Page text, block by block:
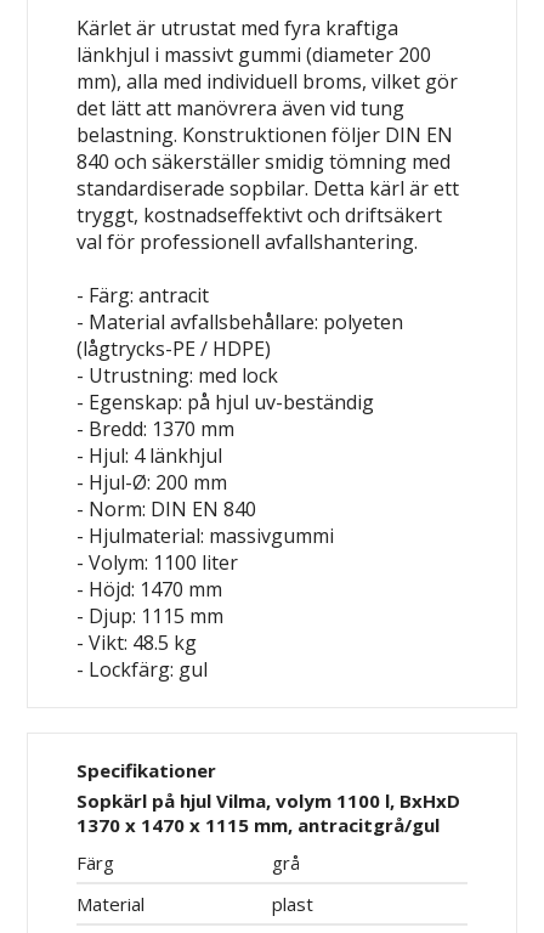
Kärlet är utrustat med fyra kraftiga
länkhjul i massivt gummi (diameter 200
mm), alla med individuell broms, vilket gör
det lätt att manövrera även vid tung
belastning. Konstruktionen följer DIN EN
840 och säkerställer smidig tömning med
standardiserade sopbilar. Detta kärl är ett
tryggt, kostnadseffektivt och driftsäkert
val för professionell avfallshantering.
- Färg: antracit
- Material avfallsbehållare: polyeten
(lågtrycks-PE / HDPE)
- Utrustning: med lock
- Egenskap: på hjul uv-beständig
- Bredd: 1370 mm
- Hjul: 4 länkhjul
- Hjul-Ø: 200 mm
- Norm: DIN EN 840
- Hjulmaterial: massivgummi
- Volym: 1100 liter
- Höjd: 1470 mm
- Djup: 1115 mm
- Vikt: 48.5 kg
- Lockfärg: gul
Specifikationer
Sopkärl på hjul Vilma, volym 1100 l, BxHxD
1370 x 1470 x 1115 mm, antracitgrå/gul
Färg
grå
Material
plast